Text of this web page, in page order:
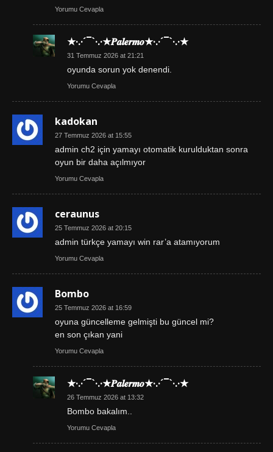
Yorumu Cevapla
★·.·´¯`·.·★𝑷𝒂𝒍𝒆𝒓𝒎𝒐★·.·´¯`·.·★
31 Temmuz 2026 at 21:21
oyunda sorun yok denendi.
Yorumu Cevapla
kadokan
27 Temmuz 2026 at 15:55
admin ch2 için yamayı otomatik kurulduktan sonra
oyun bir daha açılmıyor
Yorumu Cevapla
ceraunus
25 Temmuz 2026 at 20:15
admin türkçe yamayı win rar’a atamıyorum
Yorumu Cevapla
Bombo
25 Temmuz 2026 at 16:59
oyuna güncelleme gelmişti bu güncel mi?
en son çıkan yani
Yorumu Cevapla
★·.·´¯`·.·★𝑷𝒂𝒍𝒆𝒓𝒎𝒐★·.·´¯`·.·★
26 Temmuz 2026 at 13:32
Bombo bakalım..
Yorumu Cevapla